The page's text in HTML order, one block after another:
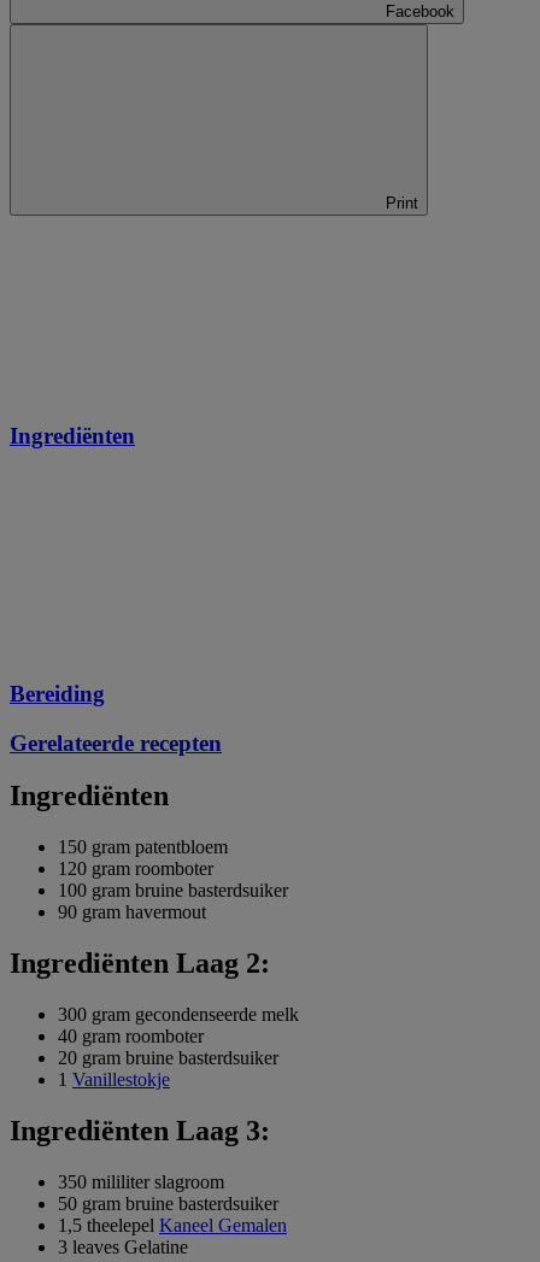
Facebook
Print
Ingrediënten
Bereiding
Gerelateerde recepten
Ingrediënten
150 gram patentbloem
120 gram roomboter
100 gram bruine basterdsuiker
90 gram havermout
Ingrediënten Laag 2:
300 gram gecondenseerde melk
40 gram roomboter
20 gram bruine basterdsuiker
1 Vanillestokje
Ingrediënten Laag 3:
350 mililiter slagroom
50 gram bruine basterdsuiker
1,5 theelepel Kaneel Gemalen
3 leaves Gelatine